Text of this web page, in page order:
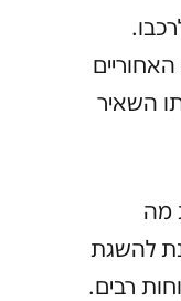
השאיר
מה
להשגת
רבים.